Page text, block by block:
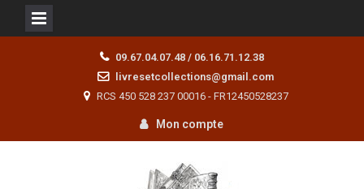
09.67.04.07.48 / 06.16.71.12.38
livresetcollections@gmail.com
RCS 450 528 237 00016 - FR12450528237
Mon compte